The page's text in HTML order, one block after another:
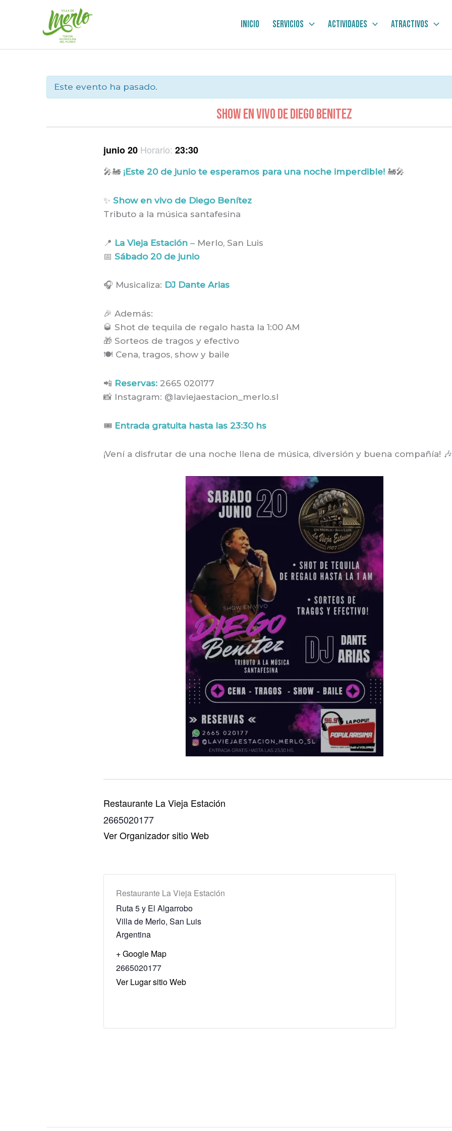
contenido
Inicio Servicios Actividades Atractivos
Este evento ha pasado.
SHOW EN VIVO DE DIEGO BENITEZ
junio 20 Horario:23:30
🎤🚂 ¡Este 20 de junio te esperamos para una noche imperdible! 🚂🎤
✨Show en vivo de Diego Benítez
Tributo a la música santafesina
📍 La Vieja Estación – Merlo, San Luis
📅Sábado 20 de junio
🎧 Musicaliza: DJ Dante Arias
🎉 Además:
🥃 Shot de tequila de regalo hasta la 1:00 AM
🎁 Sorteos de tragos y efectivo
🍽 Cena, tragos, show y baile
📲 Reservas: 2665 020177
📸 Instagram: @laviejaestacion_merlo.sl
🎟 Entrada gratuita hasta las 23:30 hs
¡Vení a disfrutar de una noche llena de música, diversión y buena compañía!
Restaurante La Vieja Estación
2665020177
Ver Organizador sitio Web
Restaurante La Vieja Estación
Ruta 5 y El Algarrobo
Villa de Merlo, San Luis
Argentina
+ Google Map
2665020177
Ver Lugar sitio Web